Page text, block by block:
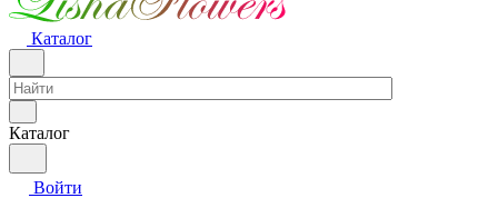
Каталог
Каталог
Войти